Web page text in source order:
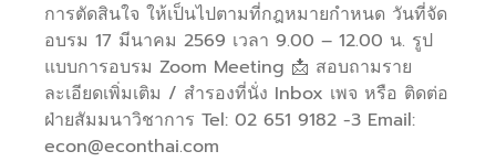
การตัดสินใจ ให้เป็นไปตามที่กฎหมายกำหนด วันที่จัด
อบรม 17 มีนาคม 2569 เวลา 9.00 – 12.00 น. รูป
แบบการอบรม Zoom Meeting 📩 สอบถามราย
ละเอียดเพิ่มเติม / สำรองที่นั่ง Inbox เพจ หรือ ติดต่อ
ฝ่ายสัมมนาวิชาการ Tel: 02 651 9182 -3 Email:
econ@econthai.com